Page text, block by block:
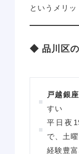
というメリッ
◆ 品川区の
戸越銀
すい
平日夜
で、土
経験豊